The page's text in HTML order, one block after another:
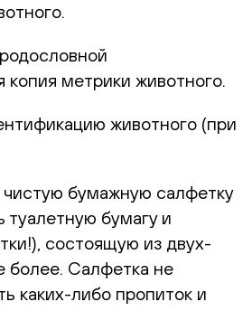
копия метрики животного.
животного (при
бумажную салфетку
туалетную бумагу и
состоящую из двух-
более. Салфетка не
каких-либо пропиток и